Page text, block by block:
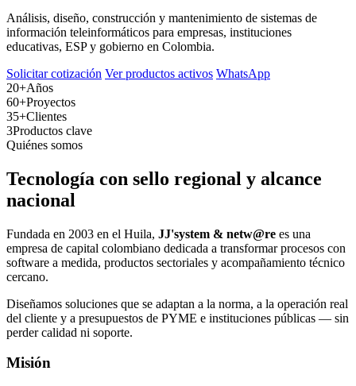
Análisis, diseño, construcción y mantenimiento de sistemas de
información teleinformáticos para empresas, instituciones
educativas, ESP y gobierno en Colombia.
Solicitar cotización Ver productos activos WhatsApp
20+Años
60+Proyectos
35+Clientes
3Productos clave
Quiénes somos
Tecnología con sello regional y alcance
nacional
Fundada en 2003 en el Huila, JJ'system & netw@re es una
empresa de capital colombiano dedicada a transformar procesos con
software a medida, productos sectoriales y acompañamiento técnico
cercano.
Diseñamos soluciones que se adaptan a la norma, a la operación real
del cliente y a presupuestos de PYME e instituciones públicas — sin
perder calidad ni soporte.
Misión